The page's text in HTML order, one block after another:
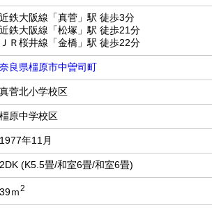
近鉄大阪線「真菅」駅 徒歩3分
近鉄大阪線「松塚」駅 徒歩21分
ＪＲ桜井線「金橋」駅 徒歩22分
奈良県橿原市中曽司町
真菅北小学校区
橿原中学校区
1977年11月
2DK (K5.5畳/和室6畳/和室6畳)
39ｍ2